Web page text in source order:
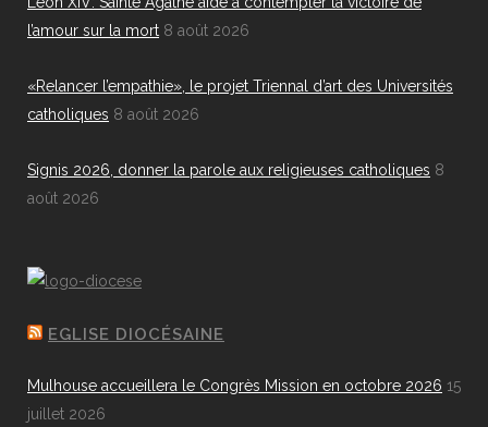
l’amour sur la mort 8 août 2026
«Relancer l’empathie», le projet Triennal d’art des Universités
catholiques 8 août 2026
Signis 2026, donner la parole aux religieuses catholiques 8
août 2026
EGLISE DIOCÉSAINE
Mulhouse accueillera le Congrès Mission en octobre 2026 15
juillet 2026